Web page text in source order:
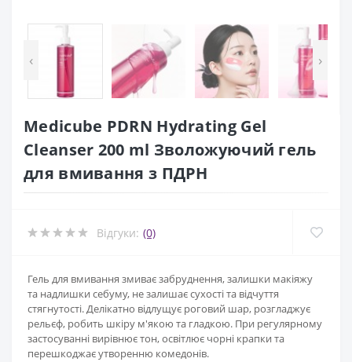
‹ ›
Medicube PDRN Hydrating Gel
Cleanser 200 ml Зволожуючий гель
для вмивання з ПДРН
Відгуки: (0)
Гель для вмивання змиває забруднення, залишки макіяжу
та надлишки себуму, не залишає сухості та відчуття
стягнутості. Делікатно відлущує роговий шар, розгладжує
рельєф, робить шкіру м'якою та гладкою. При регулярному
застосуванні вирівнює тон, освітлює чорні крапки та
перешкоджає утворенню комедонів.